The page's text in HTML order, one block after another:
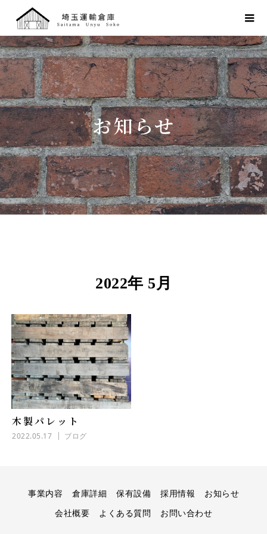
お知らせ
2022年 5月
木製パレット
2022.05.17 ブログ
事業内容 倉庫詳細 保有設備 採用情報
お知らせ
会社概要
よくある質問 お問い合わせ